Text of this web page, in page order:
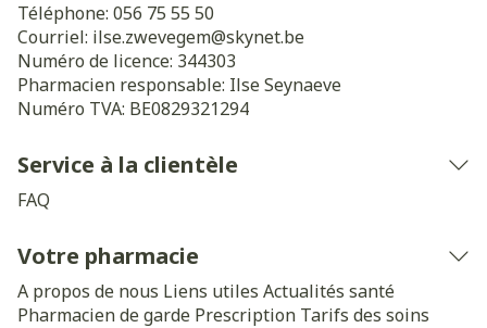
Téléphone: 056 75 55 50
Courriel: ilse.zwevegem@skynet.be
Numéro de licence: 344303
Pharmacien responsable: Ilse Seynaeve
Numéro TVA: BE0829321294
Service à la clientèle
FAQ
Votre pharmacie
A propos de nous Liens utiles Actualités santé
Pharmacien de garde Prescription Tarifs des soins